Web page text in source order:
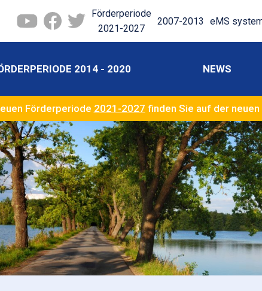
Förderperiode
2021-2027
2007-2013 eMS
2014 - 2020 NEWS
Förderperiode 2021-2027 finden Sie auf der